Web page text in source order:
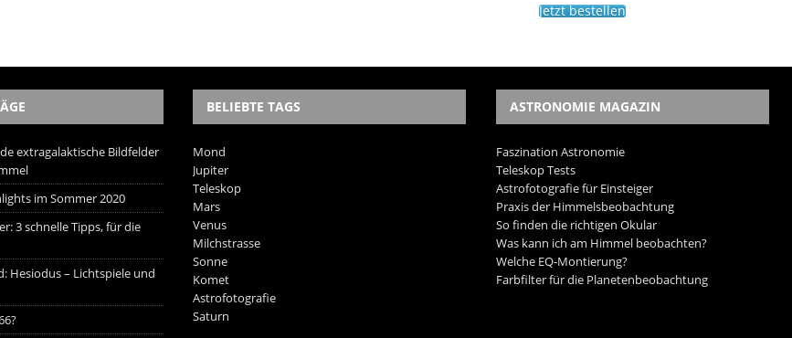
Jetzt bestellen
extragalaktische Bildfelder
im Sommer 2020
3 schnelle Tipps, für die
Hesiodus – Lichtspiele und
BELIEBTE TAGS
Mond
Jupiter
Teleskop
Mars
Venus
Milchstrasse
Sonne
Komet
Astrofotografie
Saturn
ASTRONOMIE MAGAZIN
Faszination Astronomie
Teleskop Tests
Astrofotografie für Einsteiger
Praxis der Himmelsbeobachtung
So finden die richtigen Okular
Was kann ich am Himmel beobachten?
Welche EQ-Montierung?
Farbfilter für die Planetenbeobachtung